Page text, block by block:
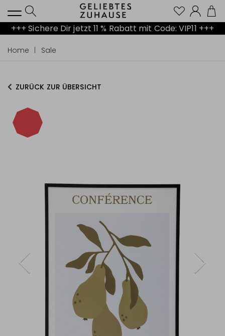
+++ Sichere Dir jetzt 11 % Rabatt mit Code: VIP11 +++
Home Sale
ZURÜCK ZUR ÜBERSICHT